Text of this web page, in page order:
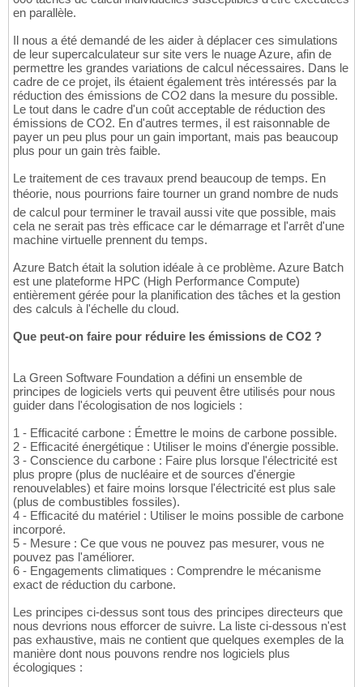
en parallèle.
Il nous a été demandé de les aider à déplacer ces simulations
de leur supercalculateur sur site vers le nuage Azure, afin de
permettre les grandes variations de calcul nécessaires. Dans le
cadre de ce projet, ils étaient également très intéressés par la
réduction des émissions de CO2 dans la mesure du possible.
Le tout dans le cadre d'un coût acceptable de réduction des
émissions de CO2. En d'autres termes, il est raisonnable de
payer un peu plus pour un gain important, mais pas beaucoup
plus pour un gain très faible.
Le traitement de ces travaux prend beaucoup de temps. En
théorie, nous pourrions faire tourner un grand nombre de nuds
de calcul pour terminer le travail aussi vite que possible, mais
cela ne serait pas très efficace car le démarrage et l'arrêt d'une
machine virtuelle prennent du temps.
Azure Batch était la solution idéale à ce problème. Azure Batch
est une plateforme HPC (High Performance Compute)
entièrement gérée pour la planification des tâches et la gestion
des calculs à l'échelle du cloud.
Que peut-on faire pour réduire les émissions de CO2 ?
La Green Software Foundation a défini un ensemble de
principes de logiciels verts qui peuvent être utilisés pour nous
guider dans l'écologisation de nos logiciels :
1 - Efficacité carbone : Émettre le moins de carbone possible.
2 - Efficacité énergétique : Utiliser le moins d'énergie possible.
3 - Conscience du carbone : Faire plus lorsque l'électricité est
plus propre (plus de nucléaire et de sources d'énergie
renouvelables) et faire moins lorsque l'électricité est plus sale
(plus de combustibles fossiles).
4 - Efficacité du matériel : Utiliser le moins possible de carbone
incorporé.
5 - Mesure : Ce que vous ne pouvez pas mesurer, vous ne
pouvez pas l'améliorer.
6 - Engagements climatiques : Comprendre le mécanisme
exact de réduction du carbone.
Les principes ci-dessus sont tous des principes directeurs que
nous devrions nous efforcer de suivre. La liste ci-dessous n'est
pas exhaustive, mais ne contient que quelques exemples de la
manière dont nous pouvons rendre nos logiciels plus
écologiques :